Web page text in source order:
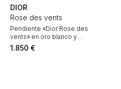
DIOR
Rose des vents
Pendiente «Dior Rose des
vents» en oro blanco y
diamantes
1.850 €